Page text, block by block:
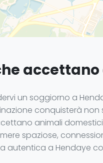
un soggiorno a
conquisterà
animali
spaziose,
autentica a Hendaye